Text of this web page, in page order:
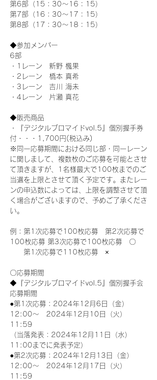
第6部（15：30～16：15）
第7部（16：30～17：15）
第8部（17：30～18：15）
◆参加メンバー
6部
・1レーン　新野 楓果
・2レーン　橋本 真希
・3レーン　吉川 海未
・4レーン　片瀬 真花
◆販売商品
・『デジタルブロマイドvol.5』個別握手券
付・・・1,700円(税込み)
※同一応募期間における同じ部・同一レーン
に関しまして、複数枚のご応募を可能とさせ
て頂きますが、1名様最大で100枚までのご
当選を上限とさせて頂く予定です。またレー
ンの申込数によっては、上限を調整させて頂
く場合がございますので、予めご了承くださ
い。
例：第1次応募で100枚応募　第2次応募で
100枚応募 第3次応募で100枚応募　〇
第1次応募で110枚応募　×
〇応募期間
◆『デジタルブロマイドvol.5』個別握手会
応募期間
●第1次応募：2024年12月6日（金）
12:00～　2024年12月10日（火）
11:59
（当落発表：2024年12月11日（水）
11:00までに発表予定）
●第2次応募：2024年12月13日（金）
12:00～　2024年12月17日（火）
11:59